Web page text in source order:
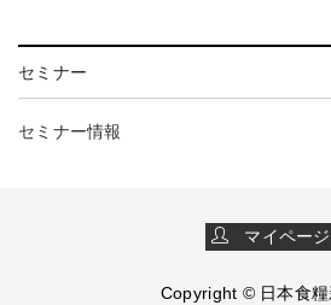
セミナー
セミナー情報
マイページ
Copyright © 日本食糧